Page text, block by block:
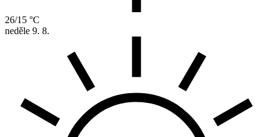
26/15 °C
neděle 9. 8.